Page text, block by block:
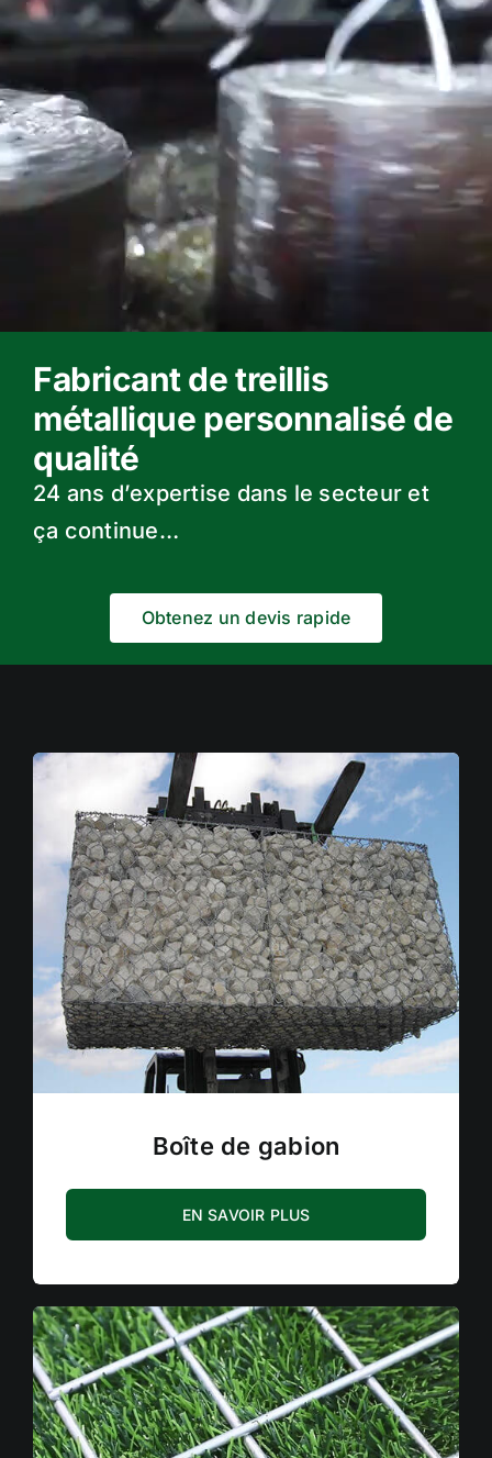
Fabricant de treillis
métallique personnalisé de
qualité
24 ans d’expertise dans le secteur et
ça continue…
Obtenez un devis rapide
Boîte de gabion
EN SAVOIR PLUS